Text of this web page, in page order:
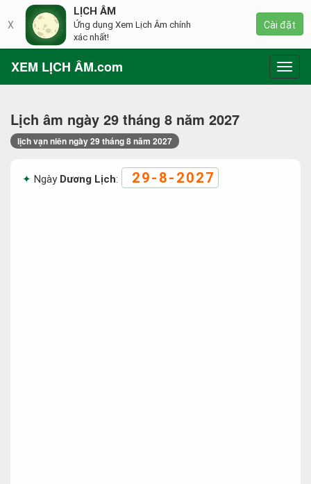
XEM LỊCH ÂM.com
Lịch âm ngày 29 tháng 8 năm 2027
lịch vạn niên ngày 29 tháng 8 năm 2027
Ngày Dương Lịch: 29-8-2027
X
LỊCH ÂM
Ứng dụng Xem Lịch Âm chính
xác nhất!
Cài đặt